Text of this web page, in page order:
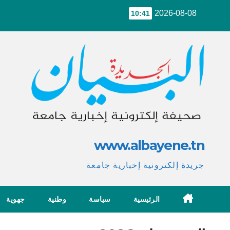
2026-08-08
10:41
www.albayene.tn
جريدة إلكترونية إخبارية جامعة
الرئيسية سياسة وطنية جهوية